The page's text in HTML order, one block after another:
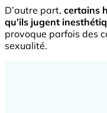
D’autre part, certains
qu’ils jugent
provoque parfois des
sexualité.